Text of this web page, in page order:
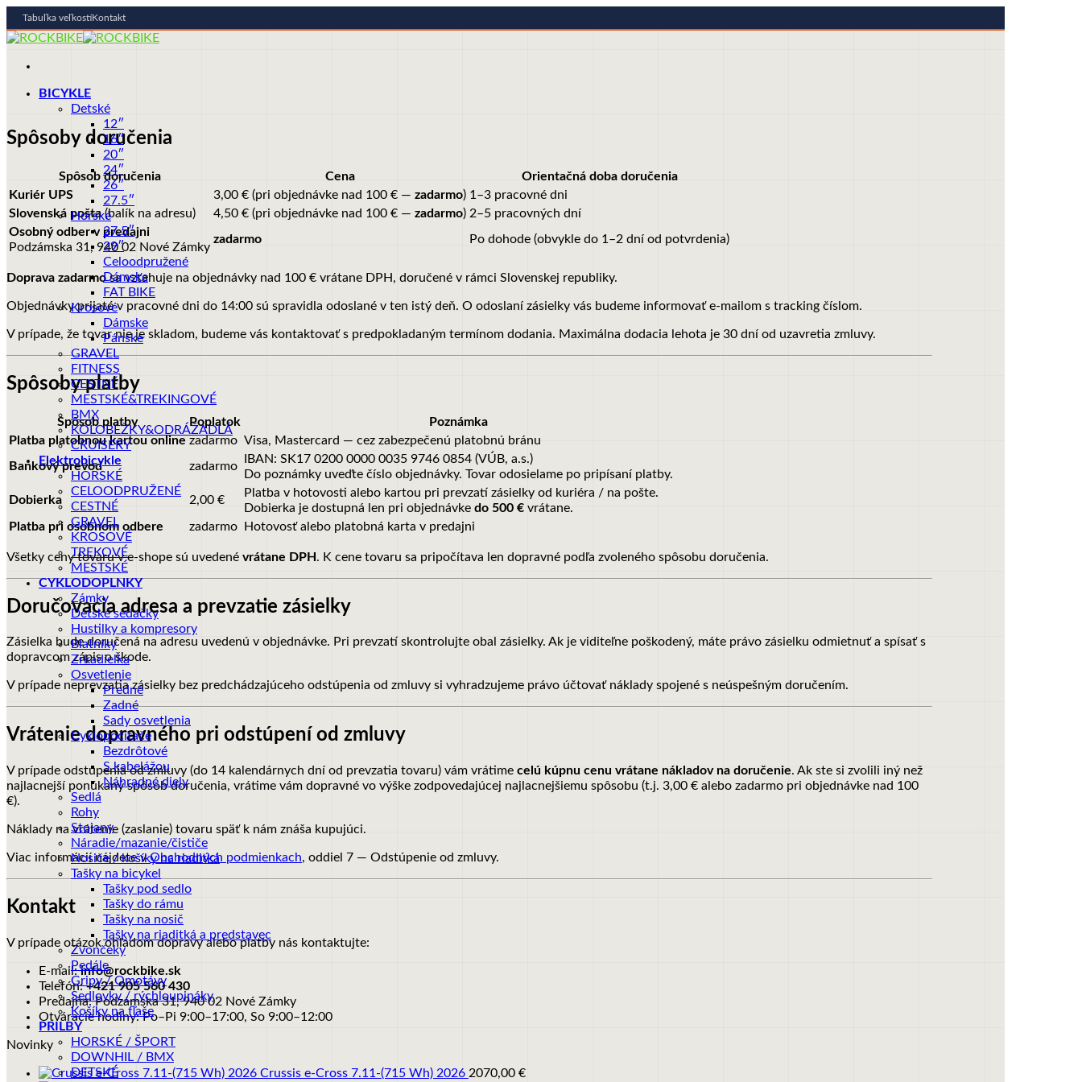
Tabuľka veľkostíKontakt
Skip
content
BICYKLE
Detské
12″
16″
20″
24″
26″
27.5″
Horské
27.5″
29″
Celoodpružené
Dámske
FAT BIKE
Krosové
Dámske
Pánske
GRAVEL
FITNESS
CESTNÉ
MESTSKÉ&TREKINGOVÉ
BMX
KOLOBEŽKY&ODRÁŽADLÁ
CRUISERY
Elektrobicykle
HORSKÉ
CELOODPRUŽENÉ
CESTNÉ
GRAVEL
KROSOVÉ
TREKOVÉ
MESTSKÉ
CYKLODOPLNKY
Zámky
Detské sedačky
Hustilky a kompresory
Blatníky
Zrkadielka
Osvetlenie
Predné
Zadné
Sady osvetlenia
Cyklopočítače
Bezdrôtové
S kabelážou
Náhradné diely
Sedlá
Rohy
Stojany
Náradie/mazanie/čističe
Nosiče / košíky na riaditká
Tašky na bicykel
Tašky pod sedlo
Tašky do rámu
Tašky na nosič
Tašky na riaditká a predstavec
Zvončeky
Pedále
Gripy / Omotávy
Sedlovky / rýchloupináky
Košíky na fľaše
PRILBY
HORSKÉ / ŠPORT
DOWNHIL / BMX
DETSKÉ
Spôsoby doručenia
Spôsob doručenia Cena
Orientačná doba doručenia
Kuriér UPS
3,00 € (pri objednávke nad 100 € — zadarmo) 1–3 pracovné dni
Slovenská pošta(balík na adresu) 4,50 € (pri objednávke nad 100 € — zadarmo) 2–5 pracovných dní
Osobný odber v predajni
Podzámska 31, 940 02 Nové Zámky
zadarmo Po dohode (obvykle do 1–2 dní od potvrdenia)
Doprava zadarmosa vzťahuje na objednávky nad 100 € vrátane DPH, doručené v rámci Slovenskej republiky.
Objednávky prijaté v pracovné dni do 14:00 sú spravidla odoslané v ten istý deň. O odoslaní zásielky vás budeme informovať e-mailom s tracking číslom.
V prípade, že tovar nie je skladom, budeme vás kontaktovať s predpokladaným termínom dodania. Maximálna dodacia lehota je 30 dní od uzavretia zmluvy.
Spôsoby platby
Spôsob platby Poplatok
Poznámka
Platba platobnou kartou online zadarmo Visa, Mastercard — cez zabezpečenú platobnú bránu
Bankový prevod
zadarmo
IBAN: SK17 0200 0000 0035 9746 0854 (VÚB, a.s.)
Do poznámky uveďte číslo objednávky. Tovar odosielame po pripísaní platby.
Dobierka
2,00 €
Platba v hotovosti alebo kartou pri prevzatí zásielky od kuriéra / na pošte.
Dobierka je dostupná len pri objednávke do 500 € vrátane.
Platba pri osobnom odbere
zadarmo Hotovosť alebo platobná karta v predajni
Všetky ceny tovaru v e-shope sú uvedené vrátane DPH . K cene tovaru sa pripočítava len dopravné podľa zvoleného spôsobu doručenia.
Doručovacia adresa a prevzatie zásielky
Zásielka bude doručená na adresu uvedenú v objednávke. Pri prevzatí skontrolujte obal zásielky. Ak je viditeľne poškodený, máte právo zásielku odmietnuť a spísať s
dopravcom zápis o škode.
V prípade neprevzatia zásielky bez predchádzajúceho odstúpenia od zmluvy si vyhradzujeme právo účtovať náklady spojené s neúspešným doručením.
Vrátenie dopravného pri odstúpení od zmluvy
V prípade odstúpenia od zmluvy (do 14 kalendárnych dní od prevzatia tovaru) vám vrátime celú kúpnu cenu vrátane nákladov na doručenie. Ak ste si zvolili iný než
najlacnejší ponúkaný spôsob doručenia, vrátime vám dopravné vo výške zodpovedajúcej najlacnejšiemu spôsobu (t.j. 3,00 € alebo zadarmo pri objednávke nad 100
€).
Náklady na vrátenie (zaslanie) tovaru späť k nám znáša kupujúci.
Viac informácií nájdete vObchodných podmienkach, oddiel 7 — Odstúpenie od zmluvy.
Kontakt
V prípade otázok ohľadom dopravy alebo platby nás kontaktujte:
E-mail:info@rockbike.sk
Telefón:+421 905 560 430
Predajňa: Podzámska 31, 940 02 Nové Zámky
Otváracie hodiny: Po–Pi 9:00–17:00, So 9:00–12:00
Novinky
Crussis e-Cross 7.11-(715 Wh) 2026 2070,00 €